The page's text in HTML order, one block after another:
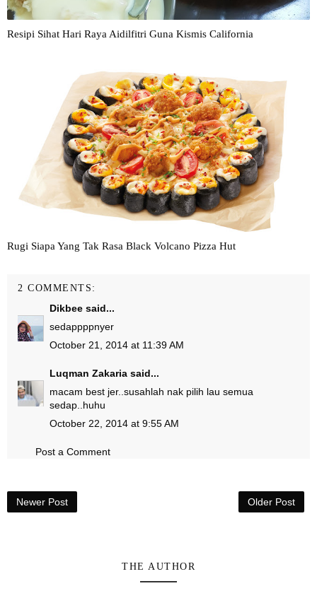
Resipi Sihat Hari Raya Aidilfitri Guna Kismis California
Rugi Siapa Yang Tak Rasa Black Volcano Pizza Hut
2 COMMENTS:
Dikbee said...
sedappppnyer
October 21, 2014 at 11:39 AM
Luqman Zakaria said...
macam best jer..susahlah nak pilih lau semua
sedap..huhu
October 22, 2014 at 9:55 AM
Post a Comment
Newer Post Older Post
THE AUTHOR